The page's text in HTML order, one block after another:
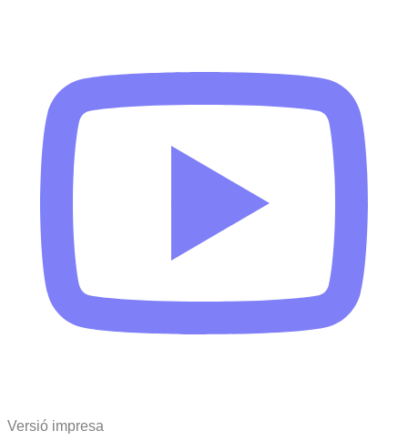
Versió impresa